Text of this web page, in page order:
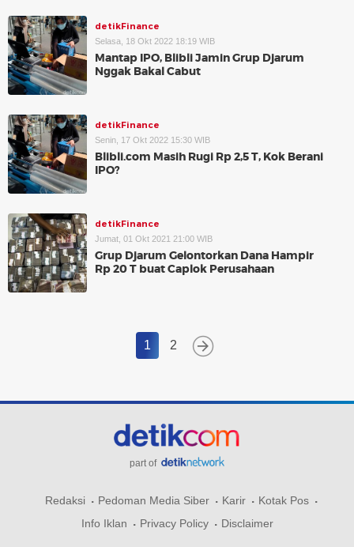
detikFinance
Selasa, 18 Okt 2022 18:19 WIB
Mantap IPO, Blibli Jamin Grup Djarum
Nggak Bakal Cabut
detikFinance
Senin, 17 Okt 2022 15:30 WIB
Blibli.com Masih Rugi Rp 2,5 T, Kok Berani
IPO?
detikFinance
Jumat, 01 Okt 2021 21:00 WIB
Grup Djarum Gelontorkan Dana Hampir
Rp 20 T buat Caplok Perusahaan
1 2
part of
Redaksi Pedoman Media Siber Karir
Kotak Pos
Info Iklan
Privacy Policy Disclaimer